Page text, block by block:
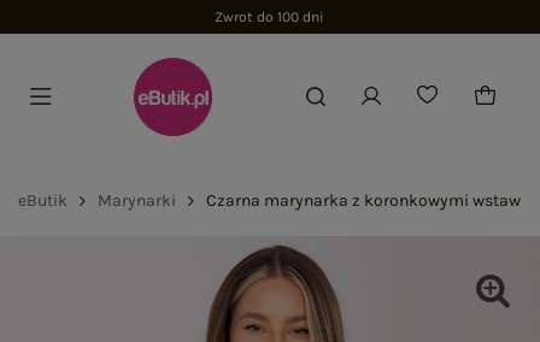
Zwrot do 100 dni
eButik Marynarki Czarna marynarka z koronkowymi